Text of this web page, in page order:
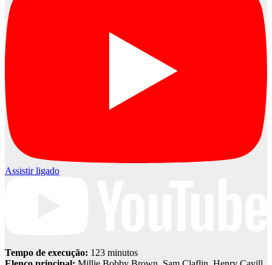
Assistir ligado
Tempo de execução: 123 minutos